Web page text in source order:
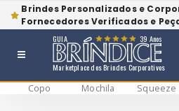
Brindes Personalizados e
Fornecedores Verificados e
Marketplace dos Brindes Corporativos
GUIA 39 Anos
Copo Mochila Squeeze